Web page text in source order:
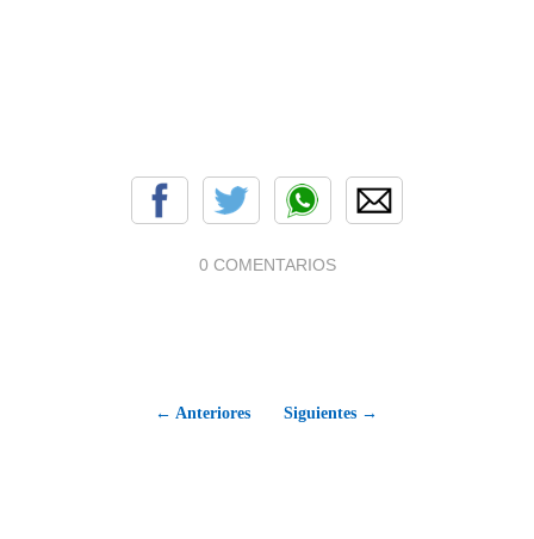
0 COMENTARIOS
← Anteriores Siguientes →